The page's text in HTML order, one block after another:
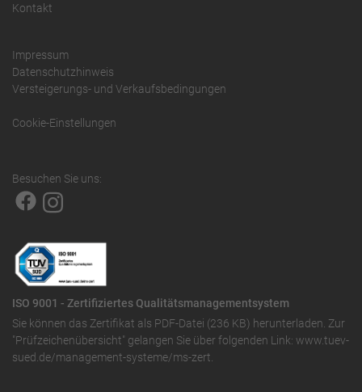
Kontakt
Impressum
Datenschutzhinweis
Versteigerungs- und Verkaufsbedingungen
Cookie-Einstellungen
Besuchen Sie uns:
ISO 9001 - Zertifiziertes Qualitätsmanagementsystem
Sie können das Zertifikat als PDF-Datei (236 KB) herunterladen. Zur
"Prüfzeichenübersicht" gelangen Sie über folgenden Link: www.tuev-
sued.de/management-systeme/ms-zert